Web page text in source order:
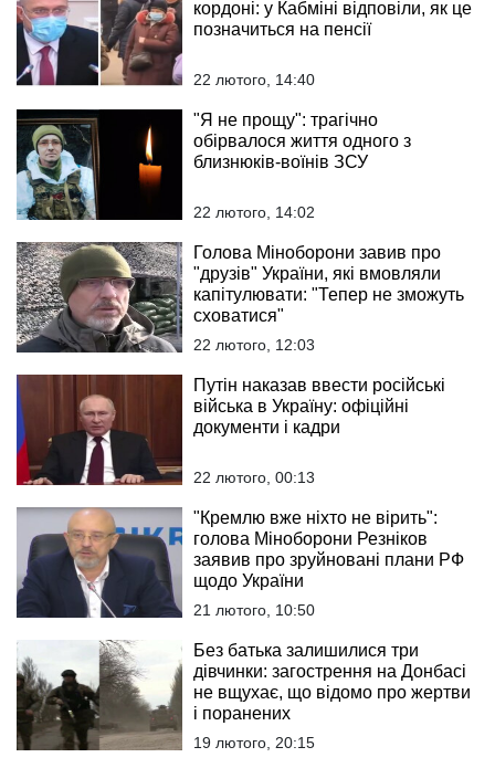
кордоні: у Кабміні відповіли, як це
позначиться на пенсії
22 лютого, 14:40
"Я не прощу": трагічно
обірвалося життя одного з
близнюків-воїнів ЗСУ
22 лютого, 14:02
Голова Міноборони завив про
"друзів" України, які вмовляли
капітулювати: "Тепер не зможуть
сховатися"
22 лютого, 12:03
Путін наказав ввести російські
війська в Україну: офіційні
документи і кадри
22 лютого, 00:13
"Кремлю вже ніхто не вірить":
голова Міноборони Резніков
заявив про зруйновані плани РФ
щодо України
21 лютого, 10:50
Без батька залишилися три
дівчинки: загострення на Донбасі
не вщухає, що відомо про жертви
і поранених
19 лютого, 20:15